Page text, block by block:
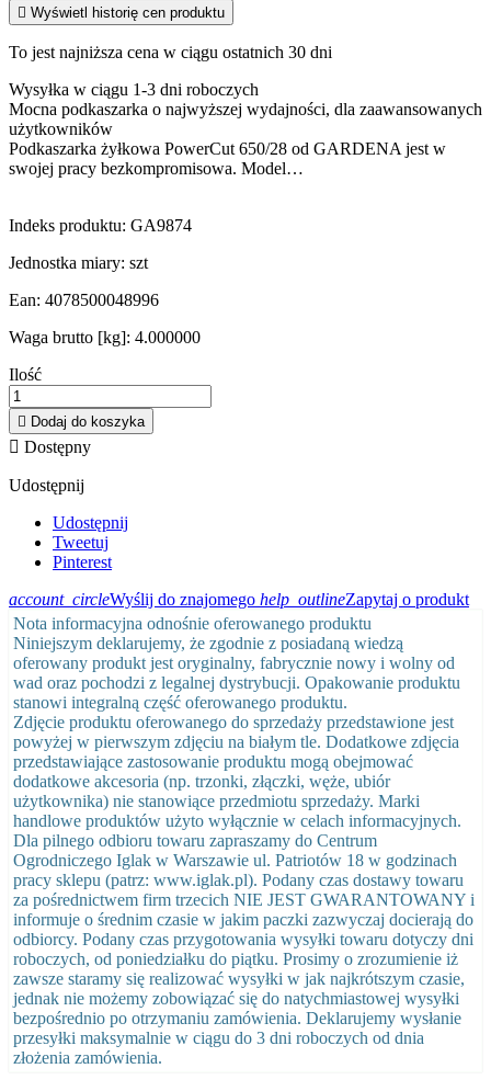
 Wyświetl historię cen produktu
To jest najniższa cena w ciągu ostatnich 30 dni
Wysyłka w ciągu 1-3 dni roboczych
Mocna podkaszarka o najwyższej wydajności, dla zaawansowanych
użytkowników
Podkaszarka żyłkowa PowerCut 650/28 od GARDENA jest w
swojej pracy bezkompromisowa. Model…
Indeks produktu: GA9874
Jednostka miary: szt
Ean: 4078500048996
Waga brutto [kg]: 4.000000
Ilość
 Dodaj do koszyka
 Dostępny
Udostępnij
Udostępnij
Tweetuj
Pinterest
account_circleWyślij do znajomego help_outlineZapytaj o produkt
Nota informacyjna odnośnie oferowanego produktu
Niniejszym deklarujemy, że zgodnie z posiadaną wiedzą
oferowany produkt jest oryginalny, fabrycznie nowy i wolny od
wad oraz pochodzi z legalnej dystrybucji. Opakowanie produktu
stanowi integralną część oferowanego produktu.
Zdjęcie produktu oferowanego do sprzedaży przedstawione jest
powyżej w pierwszym zdjęciu na białym tle. Dodatkowe zdjęcia
przedstawiające zastosowanie produktu mogą obejmować
dodatkowe akcesoria (np. trzonki, złączki, węże, ubiór
użytkownika) nie stanowiące przedmiotu sprzedaży. Marki
handlowe produktów użyto wyłącznie w celach informacyjnych.
Dla pilnego odbioru towaru zapraszamy do Centrum
Ogrodniczego Iglak w Warszawie ul. Patriotów 18 w godzinach
pracy sklepu (patrz: www.iglak.pl). Podany czas dostawy towaru
za pośrednictwem firm trzecich NIE JEST GWARANTOWANY i
informuje o średnim czasie w jakim paczki zazwyczaj docierają do
odbiorcy. Podany czas przygotowania wysyłki towaru dotyczy dni
roboczych, od poniedziałku do piątku. Prosimy o zrozumienie iż
zawsze staramy się realizować wysyłki w jak najkrótszym czasie,
jednak nie możemy zobowiązać się do natychmiastowej wysyłki
bezpośrednio po otrzymaniu zamówienia. Deklarujemy wysłanie
przesyłki maksymalnie w ciągu do 3 dni roboczych od dnia
złożenia zamówienia.